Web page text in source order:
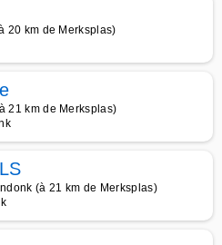
20 km de Merksplas)
21 km de Merksplas)
(à 21 km de Merksplas)